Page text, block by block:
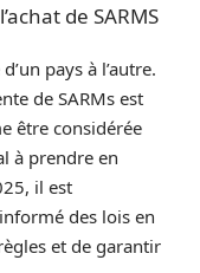
de SARMS
pays à l’autre.
de SARMs est
être considérée
à prendre en
il est
des lois en
et de garantir